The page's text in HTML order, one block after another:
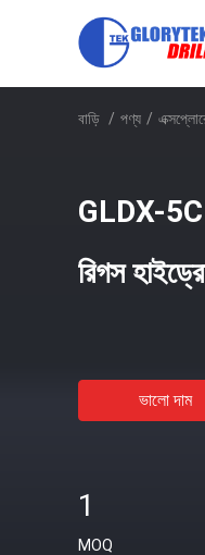
বাড়ি / পণ্য /
GLDX-5C
রিগস
ভালো দাম
1
MOQ